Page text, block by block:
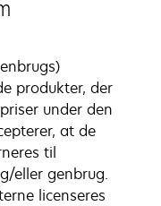
produkter, der
under den
at de
til
eller genbrug.
licenseres